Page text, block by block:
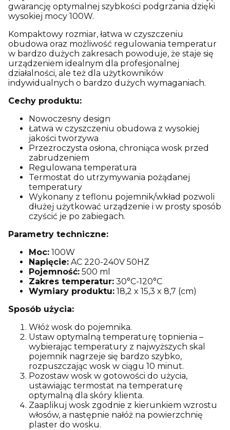
gwarancję optymalnej szybkości podgrzania dzięki
wysokiej mocy 100W.
Kompaktowy rozmiar, łatwa w czyszczeniu
obudowa oraz możliwość regulowania temperatur
w bardzo dużych zakresach powoduje, że staje się
urządzeniem idealnym dla profesjonalnej
działalności, ale też dla użytkowników
indywidualnych o bardzo dużych wymaganiach.
Cechy produktu:
Nowoczesny design
Łatwa w czyszczeniu obudowa z wysokiej
jakości tworzywa
Przezroczysta osłona, chroniąca wosk przed
zabrudzeniem
Regulowana temperatura
Termostat do utrzymywania pożądanej
temperatury
Wykonany z teflonu pojemnik/wkład pozwoli
dłużej użytkować urządzenie i w prosty sposób
czyścić je po zabiegach.
Parametry techniczne:
Moc: 100W
Napięcie: AC 220-240V 50HZ
Pojemność: 500 ml
Zakres temperatur: 30°C-120°C
Wymiary produktu: 18,2 x 15,3 x 8,7 (cm)
Sposób użycia:
Włóż wosk do pojemnika.
Ustaw optymalną temperaturę topnienia –
wybierając temperatury z najwyższych skal
pojemnik nagrzeje się bardzo szybko,
rozpuszczając wosk w ciągu 10 minut.
Pozostaw wosk w gotowości do użycia,
ustawiając termostat na temperaturę
optymalną dla skóry klienta.
Zaaplikuj wosk zgodnie z kierunkiem wzrostu
włosów, a następnie nałóż na powierzchnię
plaster do wosku.